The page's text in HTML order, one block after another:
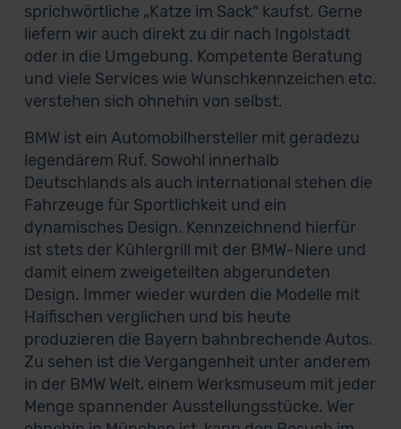
sprichwörtliche „Katze im Sack“ kaufst. Gerne
liefern wir auch direkt zu dir nach Ingolstadt
oder in die Umgebung. Kompetente Beratung
und viele Services wie Wunschkennzeichen etc.
verstehen sich ohnehin von selbst.
BMW ist ein Automobilhersteller mit geradezu
legendärem Ruf. Sowohl innerhalb
Deutschlands als auch international stehen die
Fahrzeuge für Sportlichkeit und ein
dynamisches Design. Kennzeichnend hierfür
ist stets der Kühlergrill mit der BMW-Niere und
damit einem zweigeteilten abgerundeten
Design. Immer wieder wurden die Modelle mit
Haifischen verglichen und bis heute
produzieren die Bayern bahnbrechende Autos.
Zu sehen ist die Vergangenheit unter anderem
in der BMW Welt, einem Werksmuseum mit jeder
Menge spannender Ausstellungsstücke. Wer